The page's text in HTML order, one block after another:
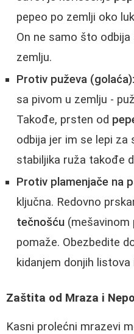
pepeo po zemlji oko
On ne samo što
zemlju.
Protiv puževa (golaća):
sa pivom u zemlju -
Takođe, prsten od
odbija jer im se lepi za
stabiljika ruža takođe
Protiv plamenjače na
ključna. Redovno
tečnošću (mešavinom
pomaže. Obezbedite
kidanjem donjih listova
Zaštita od Mraza i
Kasni prolećni mrazevi